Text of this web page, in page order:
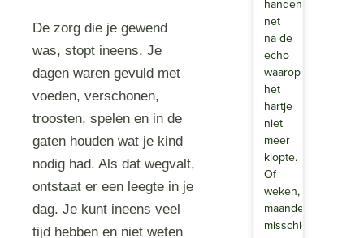
De zorg die je gewend
was, stopt ineens. Je
dagen waren gevuld met
voeden, verschonen,
troosten, spelen en in de
gaten houden wat je kind
nodig had. Als dat wegvalt,
ontstaat er een leegte in je
dag. Je kunt ineens veel
tijd hebben en niet weten
handen..Misschien
net
na de
echo
waarop
het
hartje
niet
meer
klopte.
Of
weken,
maanden,
misschien